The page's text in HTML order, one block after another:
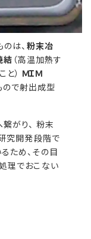
は、 粉末冶
結 （高温加熱す
） ＭＩＭ
で射出成型
がり、 粉末
究開発段階で
ため、その目
理でおこない